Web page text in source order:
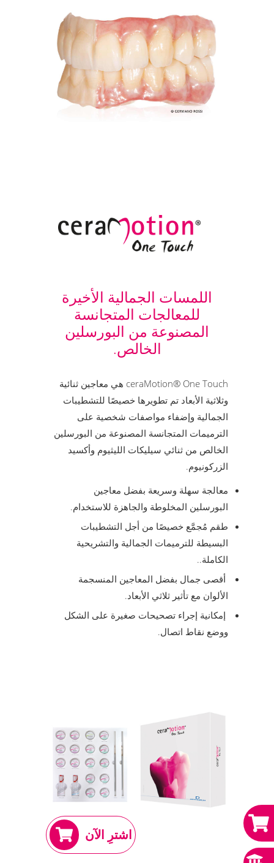
اللمسات الجمالية الأخيرة
للمعالجات المتجانسة
المصنوعة من البورسلين
الخالص.
ceraMotion® One Touch هي معاجين ثنائية
وثلاثية الأبعاد تم تطويرها خصيصًا للتشطيبات
الجمالية وإضفاء مواصفات شخصية على
الترميمات المتجانسة المصنوعة من البورسلين
الخالص من ثنائي سيليكات الليثيوم وأكسيد
الزركونيوم.
معالجة سهلة وسريعة بفضل معاجين
البورسلين المخلوطة والجاهزة للاستخدام.
طقم مُجمَّع خصيصًا من أجل التشطيبات
البسيطة للترميمات الجمالية والتشريحية
الكاملة..
أقصى جمال بفضل المعاجين المنسجمة
الألوان مع تأثير ثلاثي الأبعاد.
إمكانية إجراء تصحيحات صغيرة على الشكل
ووضع نقاط اتصال.
اشترِ الآن